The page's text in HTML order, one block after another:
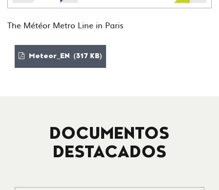
The Météor Metro Line in Paris
Meteor_EN (317 KB)
DOCUMENTOS
DESTACADOS